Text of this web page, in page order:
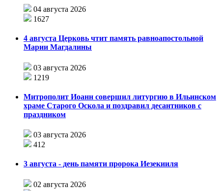
04 августа 2026
1627
4 августа Церковь чтит память равноапостольной
Марии Магдалины
03 августа 2026
1219
Митрополит Иоанн совершил литургию в Ильинском
храме Старого Оскола и поздравил десантников с
праздником
03 августа 2026
412
3 августа - день памяти пророка Иезекииля
02 августа 2026